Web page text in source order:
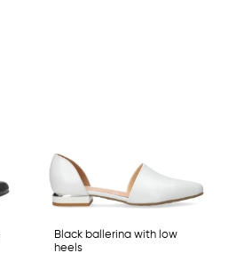
Black ballerina with low
heels